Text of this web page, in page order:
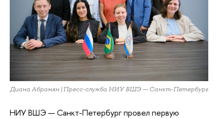
Диана Абрамян | Пресс-служба НИУ ВШЭ — Санкт-Петербург
НИУ ВШЭ — Санкт-Петербург провел первую